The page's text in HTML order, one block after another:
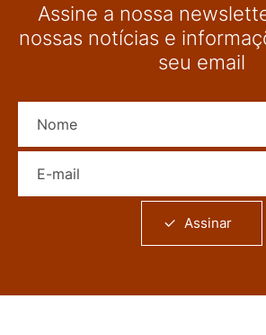
Assine a nossa
nossas notícias e
seu email
Assinar